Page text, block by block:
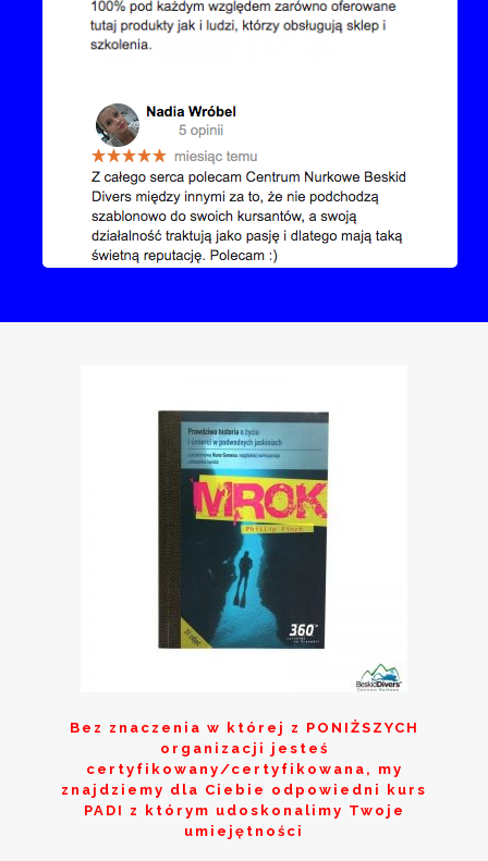
Bez znaczenia w której z PONIŻSZYCH
organizacji jesteś
certyfikowany/certyfikowana, my
znajdziemy dla Ciebie odpowiedni kurs
PADI z którym udoskonalimy Twoje
umiejętności